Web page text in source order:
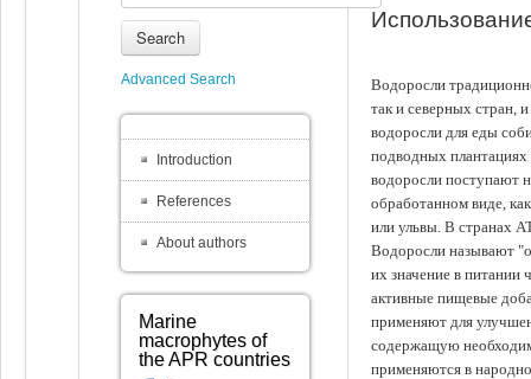
Водоросли
так и северных стран,
водоросли для еды
подводных
водоросли поступают
обработанном виде,
или ульвы. В странах
Водоросли называют
их значение в питании
активные пищевые
применяют для
содержащую
применяются в
Search
Advanced Search
Introduction
References
About authors
Marine
macrophytes of
the APR countries